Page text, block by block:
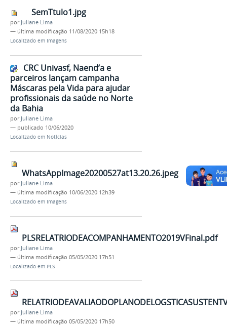
SemTtulo1.jpg
por Juliane Lima
— última modificação 11/08/2020 15h18
Localizado em Imagens
CRC Univasf, Naend’a e
parceiros lançam campanha
Máscaras pela Vida para ajudar
profissionais da saúde no Norte
da Bahia
por Juliane Lima
— publicado 10/06/2020
Localizado em Notícias
WhatsAppImage20200527at13.20.26.jpeg
por Juliane Lima
— última modificação 10/06/2020 12h39
Localizado em Imagens
PLSRELATRIODEACOMPANHAMENTO2019VFinal.pdf
por Juliane Lima
— última modificação 05/05/2020 17h51
Localizado em PLS
por Juliane Lima
— última modificação 05/05/2020 17h50